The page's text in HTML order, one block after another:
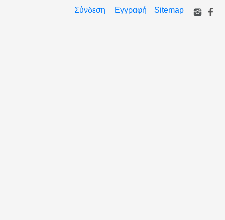
Σύνδεση Εγγραφή Sitemap